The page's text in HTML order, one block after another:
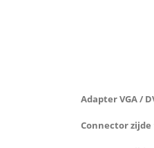
Adapter VGA /
Connector zijde